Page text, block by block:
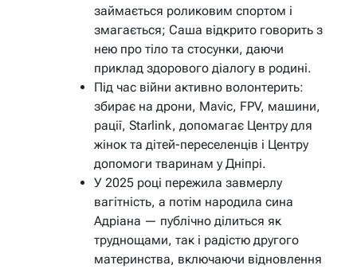
займається роликовим спортом і
змагається; Саша відкрито говорить з
нею про тіло та стосунки, даючи
приклад здорового діалогу в родині.
Під час війни активно волонтерить:
збирає на дрони, Mavic, FPV, машини,
рації, Starlink, допомагає Центру для
жінок та дітей-переселенців і Центру
допомоги тваринам у Дніпрі.
У 2025 році пережила завмерлу
вагітність, а потім народила сина
Адріана — публічно ділиться як
труднощами, так і радістю другого
материнства, включаючи відновлення